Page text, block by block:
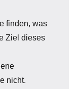
finden, was
Ziel dieses
nicht.